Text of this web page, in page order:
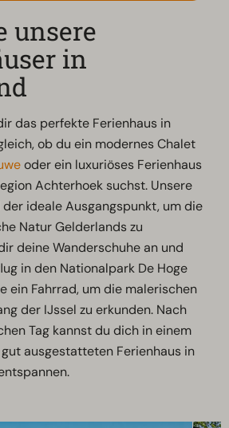
unsere
in
das perfekte Ferienhaus in
ob du ein modernes Chalet
oder ein luxuriöses Ferienhaus
Achterhoek suchst. Unsere
ideale Ausgangspunkt, um die
Natur Gelderlands zu
deine Wanderschuhe an und
in den Nationalpark De Hoge
ein Fahrrad, um die malerischen
der IJssel zu erkunden. Nach
Tag kannst du dich in einem
ausgestatteten Ferienhaus in